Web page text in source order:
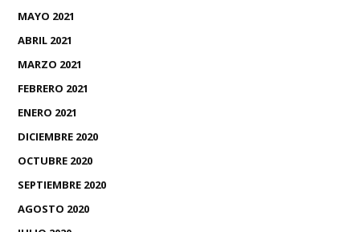
MAYO 2021
ABRIL 2021
MARZO 2021
FEBRERO 2021
ENERO 2021
DICIEMBRE 2020
OCTUBRE 2020
SEPTIEMBRE 2020
AGOSTO 2020